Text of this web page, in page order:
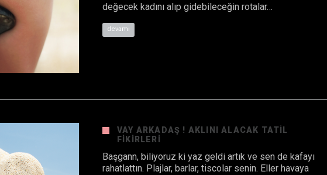
değecek kadını alıp gidebileceğin rotalar…
devamı
VAY ARKADAŞ ! AKLINI ALACAK TATIL
FIKIRLERI
Başgann, biliyoruz ki yaz geldi artık ve sen de kafayı
rahatlattın. Plajlar, barlar, tiscolar senin. Eller havaya